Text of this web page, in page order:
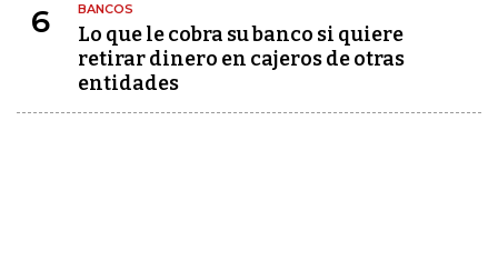
6 BANCOS
Lo que le cobra su banco si quiere
retirar dinero en cajeros de otras
entidades